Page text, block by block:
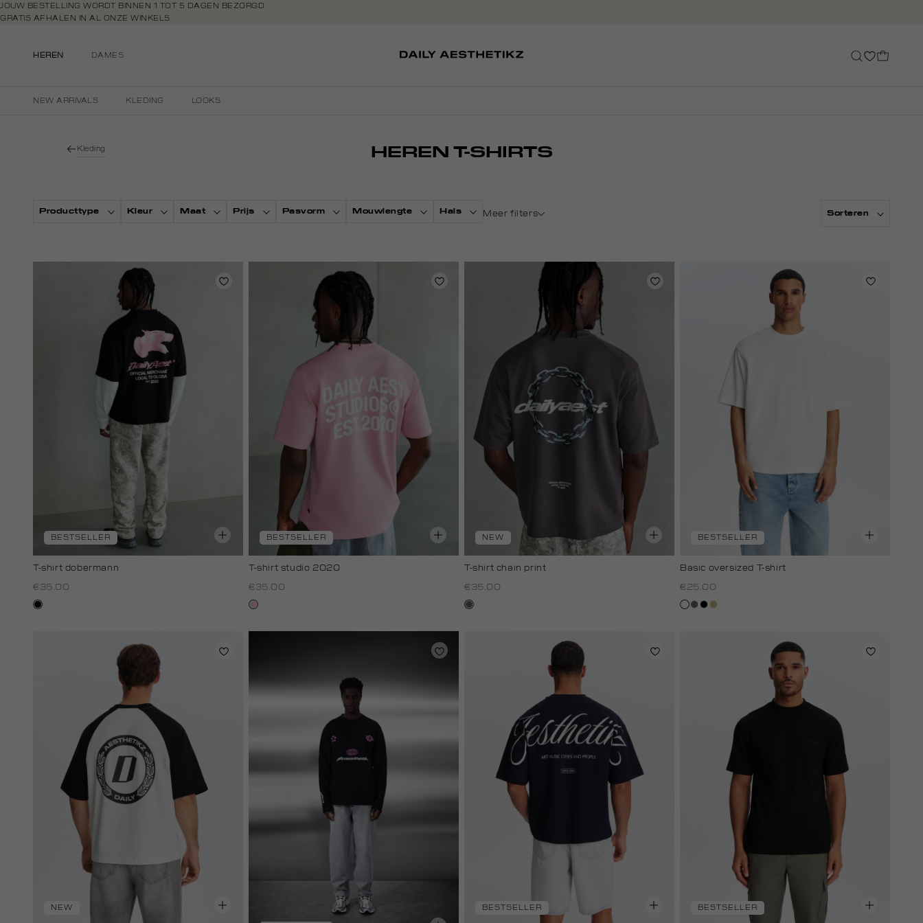
Navigeer
direct naar
Open de
JOUW BESTELLING WORDT BINNEN 1 TOT 5 DAGEN BEZORGD
GRATIS AFHALEN IN AL ONZE WINKELS
HEREN
DAMES
NEW ARRIVALS KLEDING LOOKS
Kleding HEREN T-SHIRTS
Producttype Kleur Maat Prijs Pasvorm Mouwlengte Hals Sorteren
Meer filters
BESTSELLER
T-shirt dobermann
€35.00
zwart
BESTSELLER
T-shirt studio 2020
€35.00
rose,
NEW
T-shirt chain print
€35.00
lichtbruin
BESTSELLER
Basic oversized T-shirt
€25.00
witlichtbruin
zwart
tan
NEW BESTSELLER BESTSELLER